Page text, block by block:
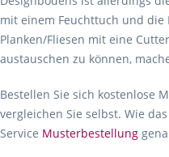
mit einem Feuchttuch und
Planken/Fliesen mit eine
austauschen zu können,
Bestellen Sie sich kostenlose
vergleichen Sie selbst. Wie
Service Musterbestellung